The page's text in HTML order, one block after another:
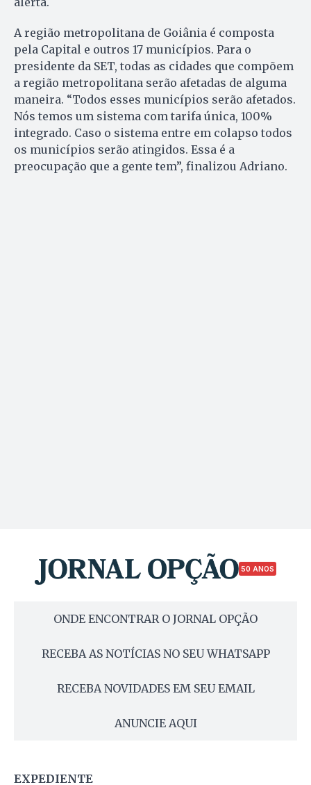
A região metropolitana de Goiânia é composta
pela Capital e outros 17 municípios. Para o
presidente da SET, todas as cidades que compõem
a região metropolitana serão afetadas de alguma
maneira. “Todos esses municípios serão afetados.
Nós temos um sistema com tarifa única, 100%
integrado. Caso o sistema entre em colapso todos
os municípios serão atingidos. Essa é a
preocupação que a gente tem”, finalizou Adriano.
50 ANOS
ONDE ENCONTRAR O JORNAL OPÇÃO
RECEBA AS NOTÍCIAS NO SEU WHATSAPP
RECEBA NOVIDADES EM SEU EMAIL
ANUNCIE AQUI
EXPEDIENTE